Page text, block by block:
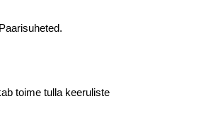
toime tulla keeruliste